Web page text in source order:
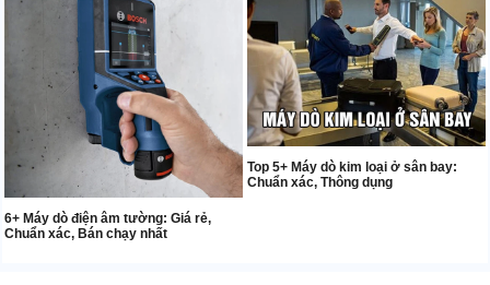
6+ Máy dò điện âm tường: Giá rẻ,
Chuẩn xác, Bán chạy nhất
Top 5+ Máy dò kim loại ở sân bay:
Chuẩn xác, Thông dụng